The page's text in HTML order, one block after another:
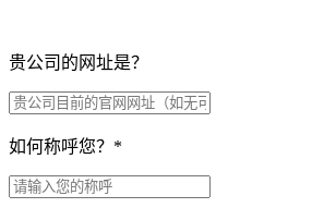
贵公司的网址是？
如何称呼您？ *